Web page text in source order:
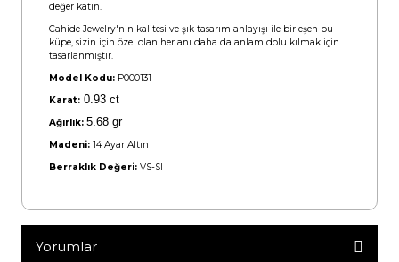
değer katın.
Cahide Jewelry'nin kalitesi ve şık tasarım anlayışı ile birleşen bu
küpe, sizin için özel olan her anı daha da anlam dolu kılmak için
tasarlanmıştır.
Model Kodu: P000131
Karat: 0.93 ct
Ağırlık: 5.68 gr
Madeni: 14 Ayar Altın
Berraklık Değeri: VS-SI
Yorumlar